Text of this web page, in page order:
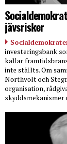
jävsrisker
investeringsbank
kallar
inte ställts. Om
Northvolt och
organisation,
skyddsmekanismer